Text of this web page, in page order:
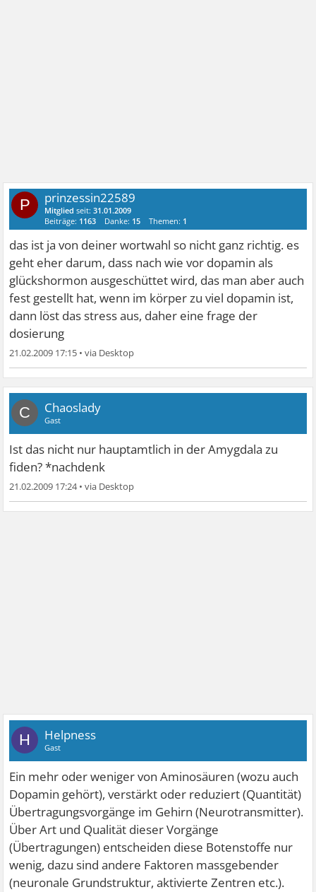
P prinzessin22589
Mitglied seit:31.01.2009
Beiträge: 1163 Danke: 15 Themen: 1
das ist ja von deiner wortwahl so nicht ganz richtig. es
geht eher darum, dass nach wie vor dopamin als
glückshormon ausgeschüttet wird, das man aber auch
fest gestellt hat, wenn im körper zu viel dopamin ist,
dann löst das stress aus, daher eine frage der
dosierung
21.02.2009 17:15 •
C Chaoslady
Gast
Ist das nicht nur hauptamtlich in der Amygdala zu
fiden? *nachdenk
21.02.2009 17:24•
H Helpness
Gast
Ein mehr oder weniger von Aminosäuren (wozu auch
Dopamin gehört), verstärkt oder reduziert (Quantität)
Übertragungsvorgänge im Gehirn (Neurotransmitter).
Über Art und Qualität dieser Vorgänge
(Übertragungen) entscheiden diese Botenstoffe nur
wenig, dazu sind andere Faktoren massgebender
(neuronale Grundstruktur, aktivierte Zentren etc.).